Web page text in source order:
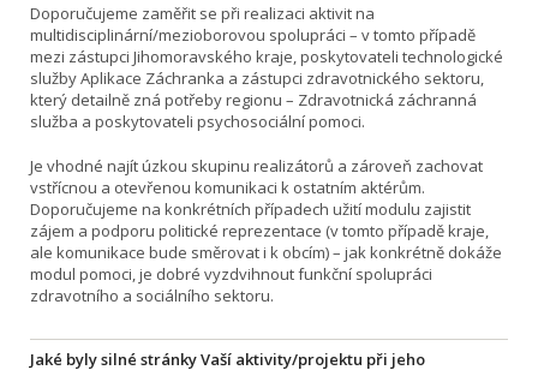
Doporučujeme zaměřit se při realizaci aktivit na
multidisciplinární/mezioborovou spolupráci – v tomto případě
mezi zástupci Jihomoravského kraje, poskytovateli technologické
služby Aplikace Záchranka a zástupci zdravotnického sektoru,
který detailně zná potřeby regionu – Zdravotnická záchranná
služba a poskytovateli psychosociální pomoci.
Je vhodné najít úzkou skupinu realizátorů a zároveň zachovat
vstřícnou a otevřenou komunikaci k ostatním aktérům.
Doporučujeme na konkrétních případech užití modulu zajistit
zájem a podporu politické reprezentace (v tomto případě kraje,
ale komunikace bude směrovat i k obcím) – jak konkrétně dokáže
modul pomoci, je dobré vyzdvihnout funkční spolupráci
zdravotního a sociálního sektoru.
Jaké byly silné stránky Vaší aktivity/projektu při jeho